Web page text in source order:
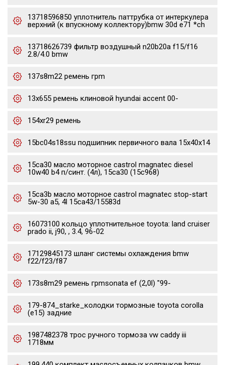
13718596850 уплотнитель паттрубка от интеркулера
верхний (к впускному коллектору)bmw 30d e71 *ch
13718626739 фильтр воздушный n20b20a f15/f16
2.8/4.0 bmw
137s8m22 ремень грm
13x655 ремень клиновой hyundai accent 00-
154xr29 ремень
15bc04s18ssu подшипник первичного вала 15x40x14
15ca30 масло моторное castrol magnatec diesel
10w40 b4 п/синт. (4л), 15ca30 (15c968)
15ca3b масло моторное castrol magnatec stop-start
5w-30 a5, 4l 15ca43/15583d
16073100 кольцо уплотнительное toyota: land cruiser
prado ii, j90, , 3.4, 96-02
17129845173 шланг системы охлаждения bmw
f22/f23/f87
173s8m29 ремень грmsonata ef (2,0l) "99-
179-874_starke_колодки тормозные toyota corolla
(e15) задние
1987482378 трос ручного тормоза vw caddy iii
1718мм